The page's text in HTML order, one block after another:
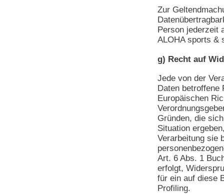
Zur
Person jederzeit
ALOHA sports &
g) Recht auf
Jede von der
Daten betroffene
Europäischen
Gründen, die
Situation
Verarbeitung sie
Art. 6 Abs. 1
erfolgt,
für ein auf diese
Profiling.